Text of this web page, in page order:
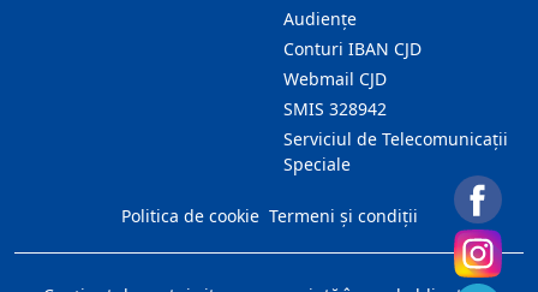
Audienţe
Conturi IBAN CJD
Webmail CJD
SMIS 328942
Serviciul de Telecomunicații
Speciale
Politica de cookie Termeni și condiții